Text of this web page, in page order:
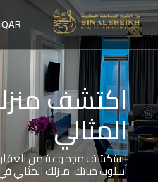
QAR
اكتشف
المثالي
استكشف مجموعة من
أسلوب حياتك. منزلك المثالي